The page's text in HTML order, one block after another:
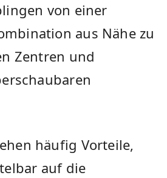
von einer
aus Nähe zu
Zentren und
häufig Vorteile,
auf die